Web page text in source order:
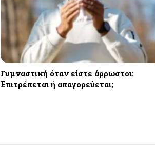
Γυμναστική όταν είστε άρρωστοι:
Επιτρέπεται ή απαγορεύεται;